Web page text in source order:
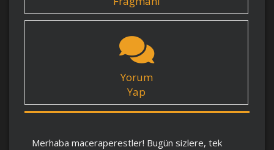
Yorum
Yap
Merhaba maceraperestler! Bugün sizlere, tek